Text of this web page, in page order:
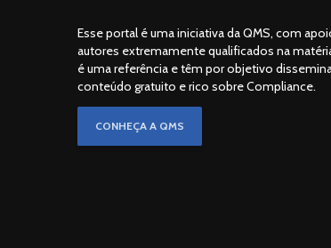
Esse portal é uma iniciativa da QMS, com
autores extremamente qualificados na
é uma referência e têm por objetivo
conteúdo gratuito e rico sobre Compliance.
CONHEÇA A QMS